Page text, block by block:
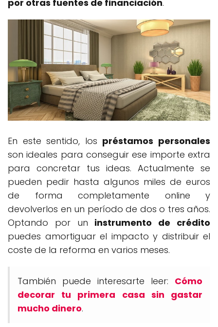
por otras fuentes de financiación.
En este sentido, los préstamos personales
son ideales para conseguir ese importe extra
para concretar tus ideas. Actualmente se
pueden pedir hasta algunos miles de euros
de forma completamente online y
devolverlos en un período de dos o tres años.
Optando por un instrumento de crédito
puedes amortiguar el impacto y distribuir el
coste de la reforma en varios meses.
También puede interesarte leer: Cómo
decorar tu primera casa sin gastar
mucho dinero.